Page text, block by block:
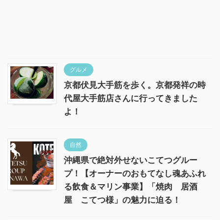
グルメ
京都伏見大手筋を歩く。京都発祥の時
代屋大手筋店さんに行ってきました
よ！
自然
沖縄県で絶対外せないこてつグルー
プ！【オーナーのおもてなし魂あふれ
る飲食＆マリン事業】「焼肉 居酒
屋 こてつ様」の魅力に迫る！